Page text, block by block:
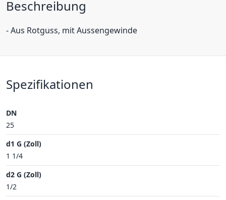
Beschreibung
- Aus Rotguss, mit Aussengewinde
Spezifikationen
DN
25
d1 G (Zoll)
1 1/4
d2 G (Zoll)
1/2